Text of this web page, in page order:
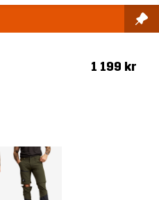
1 199 kr